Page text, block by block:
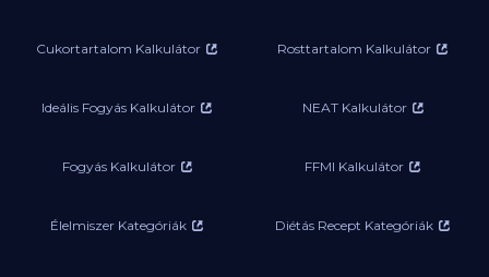
Cukortartalom Kalkulátor Rosttartalom Kalkulátor
Ideális Fogyás Kalkulátor NEAT Kalkulátor
Fogyás Kalkulátor FFMI Kalkulátor
Élelmiszer Kategóriák Diétás Recept Kategóriák